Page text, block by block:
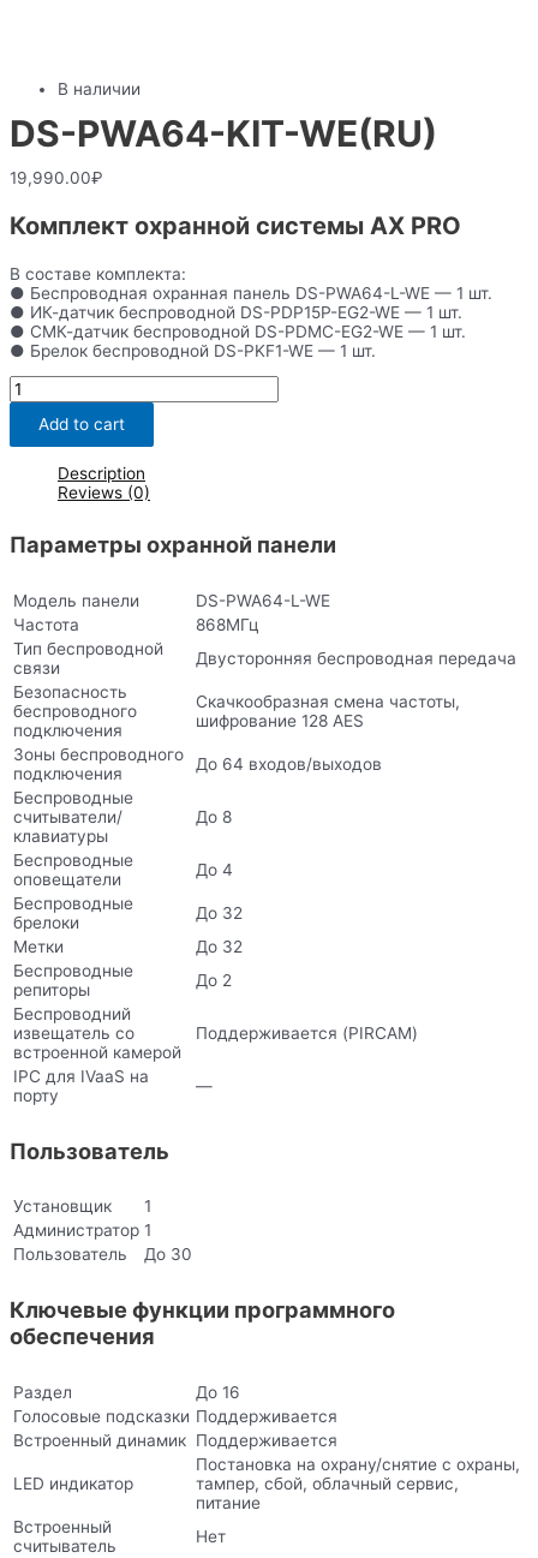
В наличии
DS-PWA64-KIT-WE(RU)
19,990.00₽
Комплект охранной системы AX PRO
В составе комплекта:
● Беспроводная охранная панель DS-PWA64-L-WE — 1 шт.
● ИК-датчик беспроводной DS-PDP15P-EG2-WE — 1 шт.
● СМК-датчик беспроводной DS-PDMC-EG2-WE — 1 шт.
● Брелок беспроводной DS-PKF1-WE — 1 шт.
DS-
PWA64-
KIT-
WE(RU)
Add to cart
Description
Reviews (0)
Параметры охранной панели
Модель панели
DS-PWA64-L-WE
Частота
868МГц
Тип беспроводной
связи
Двусторонняя беспроводная передача
Безопасность
беспроводного
подключения
Скачкообразная смена частоты,
шифрование 128 AES
Зоны беспроводного
подключения
До 64 входов/выходов
Беспроводные
считыватели/
клавиатуры
До 8
Беспроводные
оповещатели
До 4
Беспроводные
брелоки
До 32
Метки
До 32
Беспроводные
репиторы
До 2
Беспроводний
извещатель со
встроенной камерой
Поддерживается (PIRCAM)
IPC для IVaaS на
порту
—
Пользователь
Установщик
1
Администратор 1
Пользователь
До 30
Ключевые функции программного
обеспечения
Раздел
До 16
Голосовые подсказки Поддерживается
Встроенный динамик Поддерживается
LED индикатор
Постановка на охрану/снятие с охраны,
тампер, сбой, облачный сервис,
питание
Встроенный
считыватель
Нет